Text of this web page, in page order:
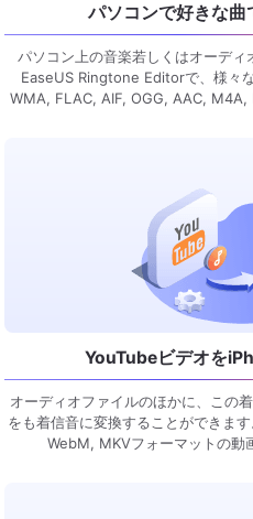
パソコンで好きな曲
パソコン上の音楽若しくはオーデ
EaseUS Ringtone Editorで、様々
WMA, FLAC, AIF, OGG, AAC, M4A,
YouTubeビデオを
オーディオファイルのほかに、この
をも着信音に変換することができま
WebM, MKVフォーマットの動